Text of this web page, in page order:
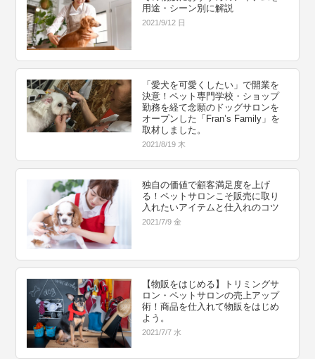
用途・シーン別に解説
2021/9/12 日
「愛犬を可愛くしたい」で開業を
決意！ペット専門学校・ショップ
勤務を経て念願のドッグサロンを
オープンした「Fran’s Family」を
取材しました。
2021/8/19 木
独自の価値で顧客満足度を上げ
る！ペットサロンこそ販売に取り
入れたいアイテムと仕入れのコツ
2021/7/9 金
【物販をはじめる】トリミングサ
ロン・ペットサロンの売上アップ
術！商品を仕入れて物販をはじめ
よう。
2021/7/7 水